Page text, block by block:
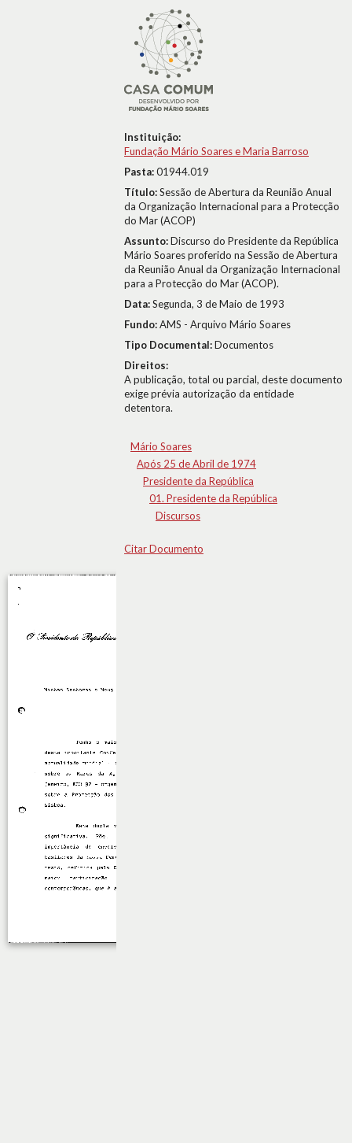
Instituição:
Fundação Mário Soares e Maria Barroso
Pasta:01944.019
Título:Sessão de Abertura da Reunião Anual
da Organização Internacional para a Protecção
do Mar (ACOP)
Assunto:Discurso do Presidente da República
Mário Soares proferido na Sessão de Abertura
da Reunião Anual da Organização Internacional
para a Protecção do Mar (ACOP).
Data:Segunda, 3 de Maio de 1993
Fundo:AMS - Arquivo Mário Soares
Tipo Documental:Documentos
Direitos:
A publicação, total ou parcial, deste documento
exige prévia autorização da entidade
detentora.
Mário Soares
Após 25 de Abril de 1974
Presidente da República
01. Presidente da República
Discursos
Citar Documento